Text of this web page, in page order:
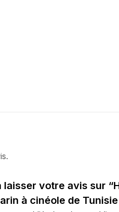
laisser votre avis sur
à cinéole de